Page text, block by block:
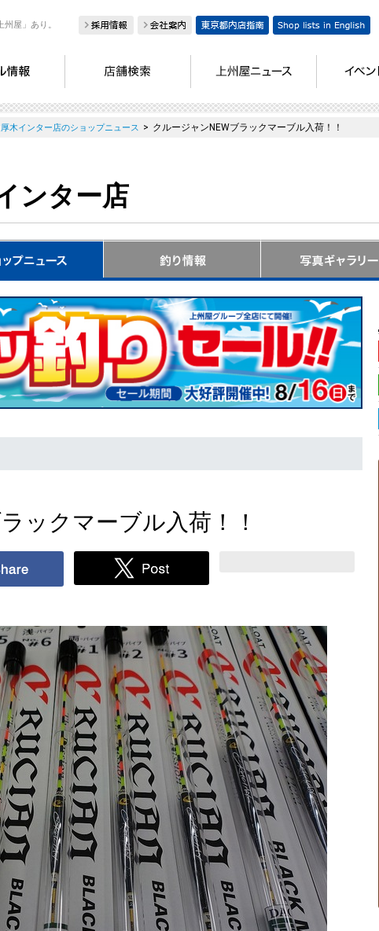
屋」あり。
木インター店のショップニュース > クルージャンNEWブラックマーブル入荷！！
ンター店
ックマーブル入荷！！